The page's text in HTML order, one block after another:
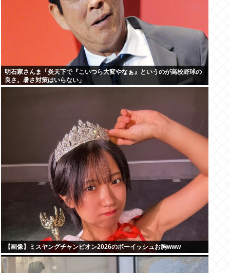
明石家さんま「炎天下で『こいつら大変やなぁ』というのが高校野球の
良さ。暑さ対策はいらない」
【画像】ミスヤングチャンピオン2026のボーイッシュお胸www